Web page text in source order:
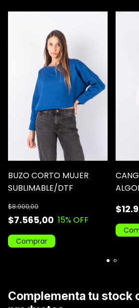
BUZO CORTO MUJER
SUBLIMABLE/DTF
$7.565,00
$8.900,00
15% OFF
Comprar
Complementa tu stock